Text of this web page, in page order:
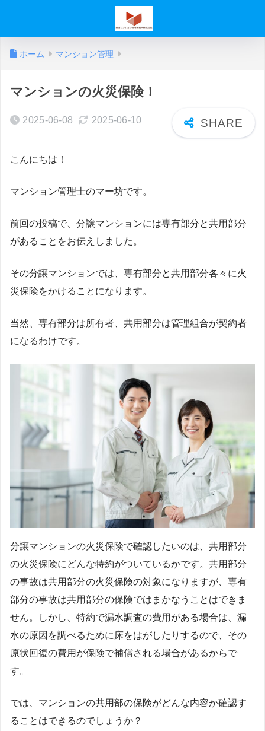
ホーム マンション管理
マンションの火災保険！
2025-06-08 2025-06-10
こんにちは！
マンション管理士のマー坊です。
前回の投稿で、分譲マンションには専有部分と共用部分
があることをお伝えしました。
その分譲マンションでは、専有部分と共用部分各々に火
災保険をかけることになります。
当然、専有部分は所有者、共用部分は管理組合が契約者
になるわけです。
分譲マンションの火災保険で確認したいのは、共用部分
の火災保険にどんな特約がついているかです。共用部分
の事故は共用部分の火災保険の対象になりますが、専有
部分の事故は共用部分の保険ではまかなうことはできま
せん。しかし、特約で漏水調査の費用がある場合は、漏
水の原因を調べるために床をはがしたりするので、その
原状回復の費用が保険で補償される場合があるからで
す。
では、マンションの共用部の保険がどんな内容か確認す
ることはできるのでしょうか？